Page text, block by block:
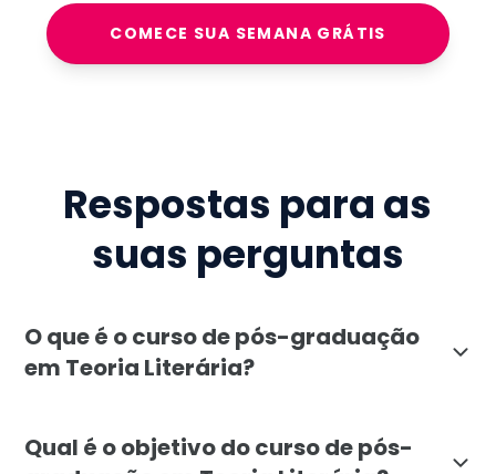
COMECE SUA SEMANA GRÁTIS
Respostas para as
suas perguntas
O que é o curso de pós-graduação
em Teoria Literária?
Qual é o objetivo do curso de pós-